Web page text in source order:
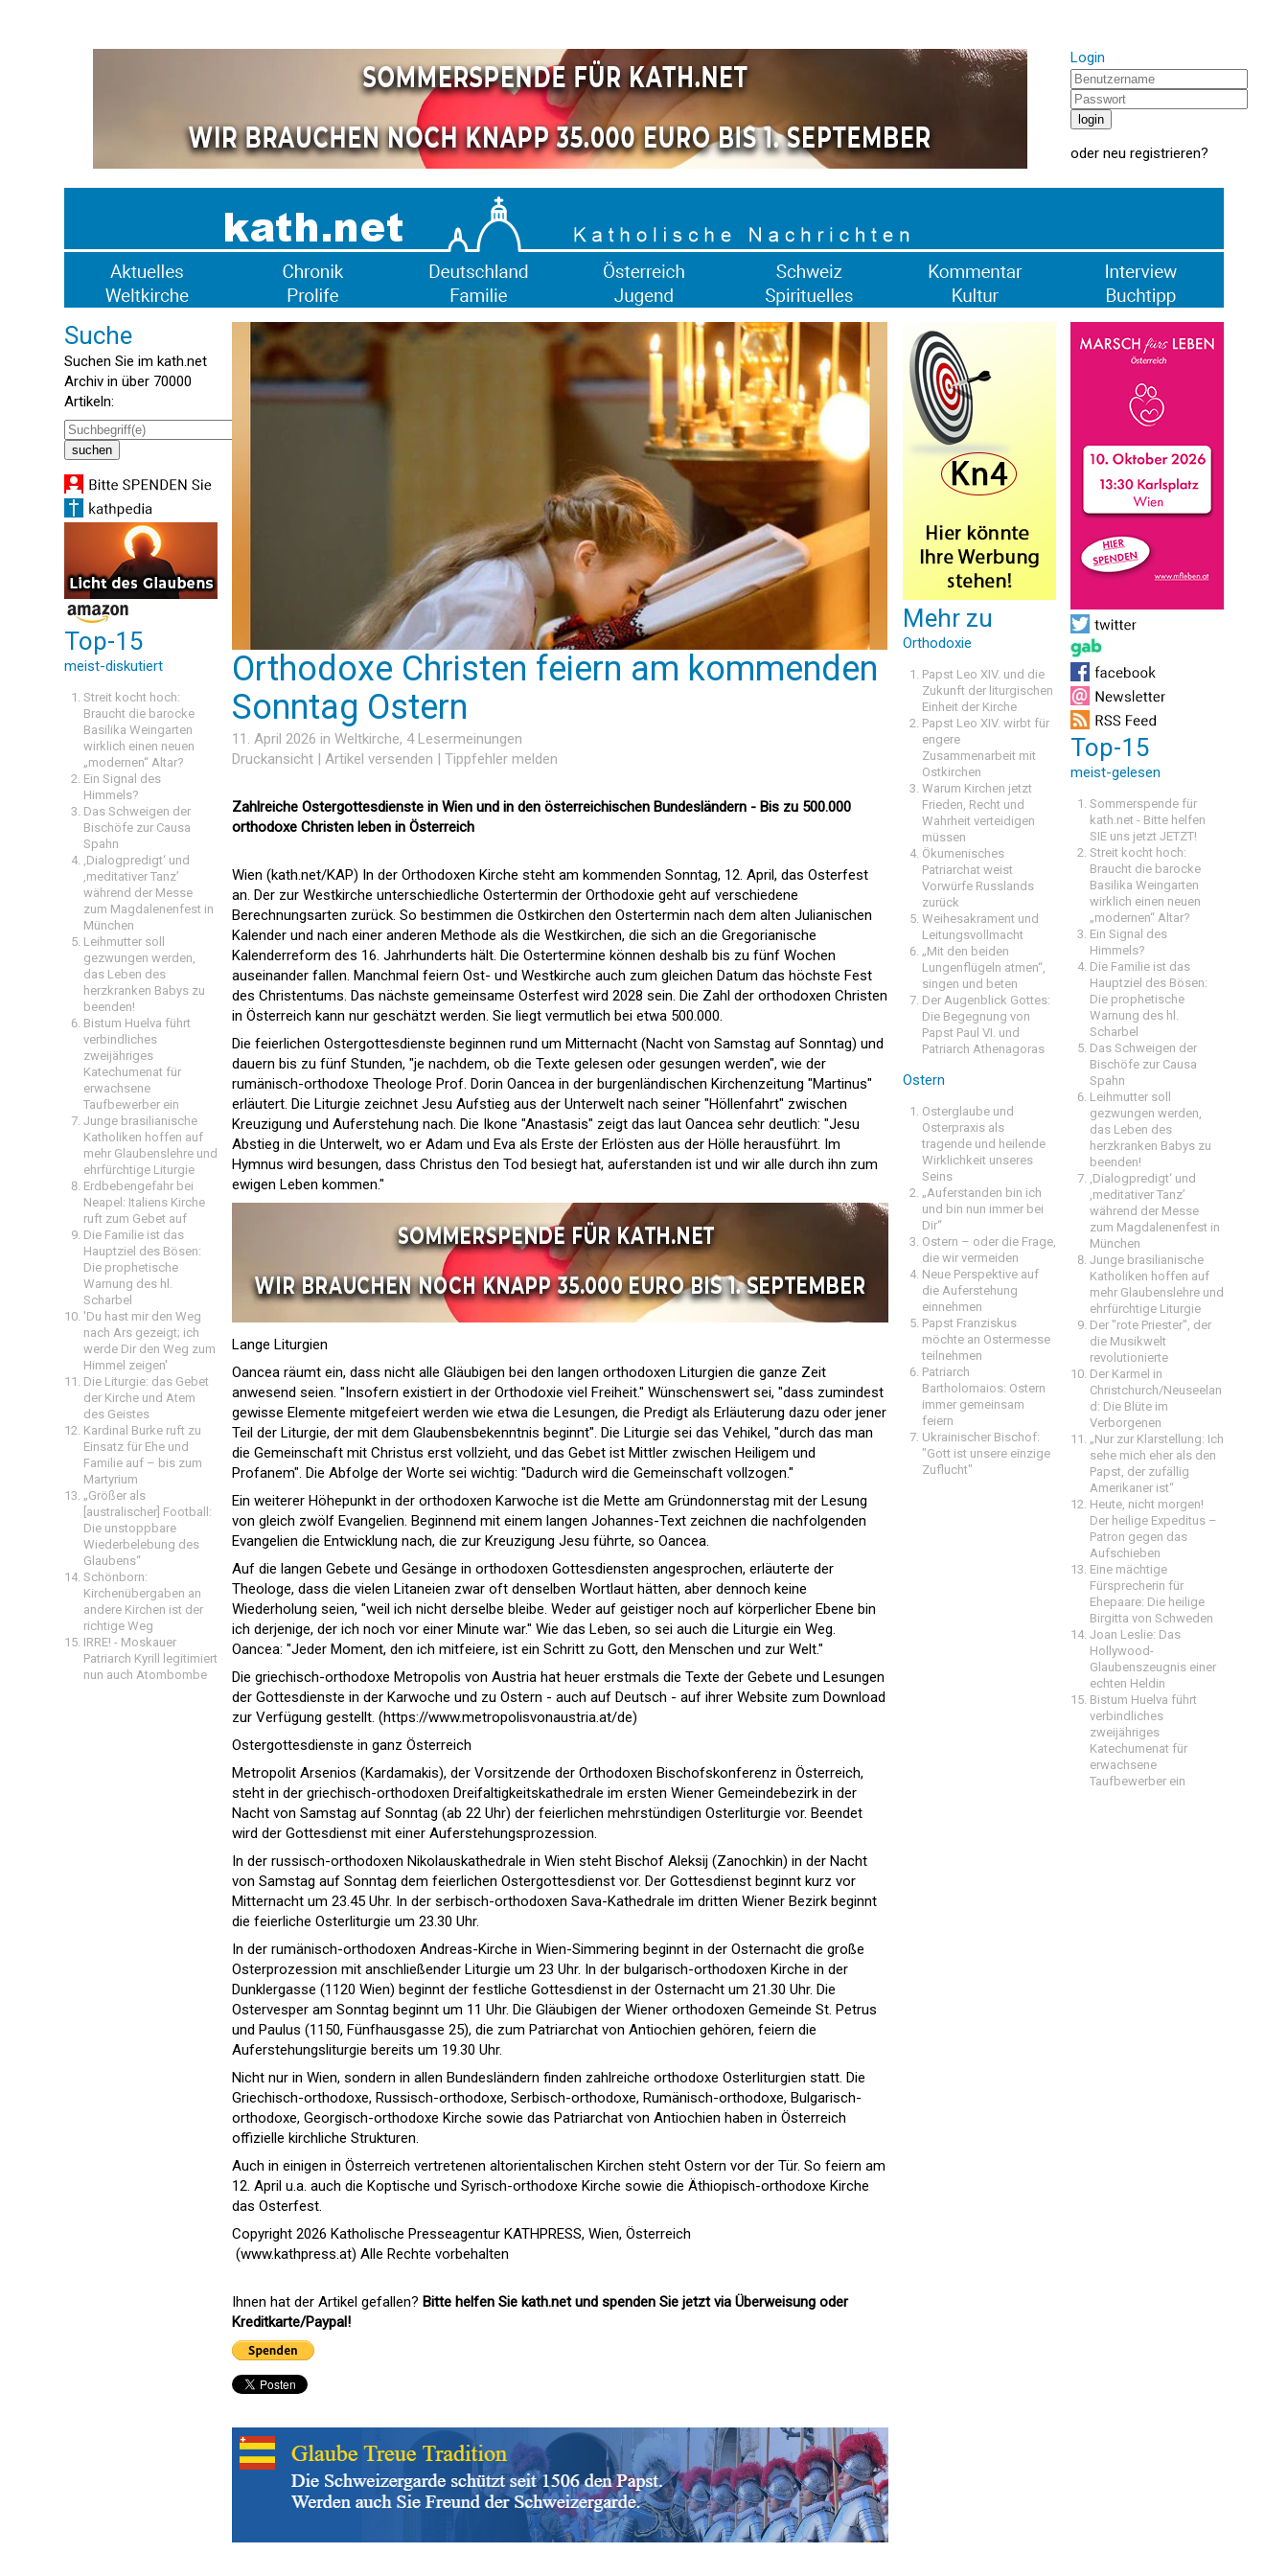
Login
oder neu registrieren?
Suche
Suchen Sie im kath.net
Archiv in über 70000
Artikeln:
Top-15
meist-diskutiert
Streit kocht hoch:
Braucht die barocke
Basilika Weingarten
wirklich einen neuen
„modernen“ Altar?
Ein Signal des
Himmels?
Das Schweigen der
Bischöfe zur Causa
Spahn
‚Dialogpredigt‘ und
‚meditativer Tanz’
während der Messe
zum Magdalenenfest in
München
Leihmutter soll
gezwungen werden,
das Leben des
herzkranken Babys zu
beenden!
Bistum Huelva führt
verbindliches
zweijähriges
Katechumenat für
erwachsene
Taufbewerber ein
Junge brasilianische
Katholiken hoffen auf
mehr Glaubenslehre und
ehrfürchtige Liturgie
Erdbebengefahr bei
Neapel: Italiens Kirche
ruft zum Gebet auf
Die Familie ist das
Hauptziel des Bösen:
Die prophetische
Warnung des hl.
Scharbel
'Du hast mir den Weg
nach Ars gezeigt; ich
werde Dir den Weg zum
Himmel zeigen'
Die Liturgie: das Gebet
der Kirche und Atem
des Geistes
Kardinal Burke ruft zu
Einsatz für Ehe und
Familie auf – bis zum
Martyrium
„Größer als
[australischer] Football:
Die unstoppbare
Wiederbelebung des
Glaubens“
Schönborn:
Kirchenübergaben an
andere Kirchen ist der
richtige Weg
IRRE! - Moskauer
Patriarch Kyrill legitimiert
nun auch Atombombe
Orthodoxe Christen feiern am kommenden
Sonntag Ostern
11. April 2026 in Weltkirche, 4 Lesermeinungen
Druckansicht | Artikel versenden | Tippfehler melden
Zahlreiche Ostergottesdienste in Wien und in den österreichischen Bundesländern - Bis zu 500.000
orthodoxe Christen leben in Österreich
Wien (kath.net/KAP) In der Orthodoxen Kirche steht am kommenden Sonntag, 12. April, das Osterfest
an. Der zur Westkirche unterschiedliche Ostertermin der Orthodoxie geht auf verschiedene
Berechnungsarten zurück. So bestimmen die Ostkirchen den Ostertermin nach dem alten Julianischen
Kalender und nach einer anderen Methode als die Westkirchen, die sich an die Gregorianische
Kalenderreform des 16. Jahrhunderts hält. Die Ostertermine können deshalb bis zu fünf Wochen
auseinander fallen. Manchmal feiern Ost- und Westkirche auch zum gleichen Datum das höchste Fest
des Christentums. Das nächste gemeinsame Osterfest wird 2028 sein. Die Zahl der orthodoxen Christen
in Österreich kann nur geschätzt werden. Sie liegt vermutlich bei etwa 500.000.
Die feierlichen Ostergottesdienste beginnen rund um Mitternacht (Nacht von Samstag auf Sonntag) und
dauern bis zu fünf Stunden, "je nachdem, ob die Texte gelesen oder gesungen werden", wie der
rumänisch-orthodoxe Theologe Prof. Dorin Oancea in der burgenländischen Kirchenzeitung "Martinus"
erläutert. Die Liturgie zeichnet Jesu Aufstieg aus der Unterwelt nach seiner "Höllenfahrt" zwischen
Kreuzigung und Auferstehung nach. Die Ikone "Anastasis" zeigt das laut Oancea sehr deutlich: "Jesu
Abstieg in die Unterwelt, wo er Adam und Eva als Erste der Erlösten aus der Hölle herausführt. Im
Hymnus wird besungen, dass Christus den Tod besiegt hat, auferstanden ist und wir alle durch ihn zum
ewigen Leben kommen."
Lange Liturgien
Oancea räumt ein, dass nicht alle Gläubigen bei den langen orthodoxen Liturgien die ganze Zeit
anwesend seien. "Insofern existiert in der Orthodoxie viel Freiheit." Wünschenswert sei, "dass zumindest
gewisse Elemente mitgefeiert werden wie etwa die Lesungen, die Predigt als Erläuterung dazu oder jener
Teil der Liturgie, der mit dem Glaubensbekenntnis beginnt". Die Liturgie sei das Vehikel, "durch das man
die Gemeinschaft mit Christus erst vollzieht, und das Gebet ist Mittler zwischen Heiligem und
Profanem". Die Abfolge der Worte sei wichtig: "Dadurch wird die Gemeinschaft vollzogen."
Ein weiterer Höhepunkt in der orthodoxen Karwoche ist die Mette am Gründonnerstag mit der Lesung
von gleich zwölf Evangelien. Beginnend mit einem langen Johannes-Text zeichnen die nachfolgenden
Evangelien die Entwicklung nach, die zur Kreuzigung Jesu führte, so Oancea.
Auf die langen Gebete und Gesänge in orthodoxen Gottesdiensten angesprochen, erläuterte der
Theologe, dass die vielen Litaneien zwar oft denselben Wortlaut hätten, aber dennoch keine
Wiederholung seien, "weil ich nicht derselbe bleibe. Weder auf geistiger noch auf körperlicher Ebene bin
ich derjenige, der ich noch vor einer Minute war." Wie das Leben, so sei auch die Liturgie ein Weg.
Oancea: "Jeder Moment, den ich mitfeiere, ist ein Schritt zu Gott, den Menschen und zur Welt."
Die griechisch-orthodoxe Metropolis von Austria hat heuer erstmals die Texte der Gebete und Lesungen
der Gottesdienste in der Karwoche und zu Ostern - auch auf Deutsch - auf ihrer Website zum Download
zur Verfügung gestellt. (https://www.metropolisvonaustria.at/de)
Ostergottesdienste in ganz Österreich
Metropolit Arsenios (Kardamakis), der Vorsitzende der Orthodoxen Bischofskonferenz in Österreich,
steht in der griechisch-orthodoxen Dreifaltigkeitskathedrale im ersten Wiener Gemeindebezirk in der
Nacht von Samstag auf Sonntag (ab 22 Uhr) der feierlichen mehrstündigen Osterliturgie vor. Beendet
wird der Gottesdienst mit einer Auferstehungsprozession.
In der russisch-orthodoxen Nikolauskathedrale in Wien steht Bischof Aleksij (Zanochkin) in der Nacht
von Samstag auf Sonntag dem feierlichen Ostergottesdienst vor. Der Gottesdienst beginnt kurz vor
Mitternacht um 23.45 Uhr. In der serbisch-orthodoxen Sava-Kathedrale im dritten Wiener Bezirk beginnt
die feierliche Osterliturgie um 23.30 Uhr.
In der rumänisch-orthodoxen Andreas-Kirche in Wien-Simmering beginnt in der Osternacht die große
Osterprozession mit anschließender Liturgie um 23 Uhr. In der bulgarisch-orthodoxen Kirche in der
Dunklergasse (1120 Wien) beginnt der festliche Gottesdienst in der Osternacht um 21.30 Uhr. Die
Ostervesper am Sonntag beginnt um 11 Uhr. Die Gläubigen der Wiener orthodoxen Gemeinde St. Petrus
und Paulus (1150, Fünfhausgasse 25), die zum Patriarchat von Antiochien gehören, feiern die
Auferstehungsliturgie bereits um 19.30 Uhr.
Nicht nur in Wien, sondern in allen Bundesländern finden zahlreiche orthodoxe Osterliturgien statt. Die
Griechisch-orthodoxe, Russisch-orthodoxe, Serbisch-orthodoxe, Rumänisch-orthodoxe, Bulgarisch-
orthodoxe, Georgisch-orthodoxe Kirche sowie das Patriarchat von Antiochien haben in Österreich
offizielle kirchliche Strukturen.
Auch in einigen in Österreich vertretenen altorientalischen Kirchen steht Ostern vor der Tür. So feiern am
12. April u.a. auch die Koptische und Syrisch-orthodoxe Kirche sowie die Äthiopisch-orthodoxe Kirche
das Osterfest.
Copyright 2026 Katholische Presseagentur KATHPRESS, Wien, Österreich
(www.kathpress.at) Alle Rechte vorbehalten
Ihnen hat der Artikel gefallen? Bitte helfen Sie kath.net und spenden Sie jetzt via Überweisung oder
Kreditkarte/Paypal!
Mehr zu
Orthodoxie
Papst Leo XIV. und die
Zukunft der liturgischen
Einheit der Kirche
Papst Leo XIV. wirbt für
engere
Zusammenarbeit mit
Ostkirchen
Warum Kirchen jetzt
Frieden, Recht und
Wahrheit verteidigen
müssen
Ökumenisches
Patriarchat weist
Vorwürfe Russlands
zurück
Weihesakrament und
Leitungsvollmacht
„Mit den beiden
Lungenflügeln atmen“,
singen und beten
Der Augenblick Gottes:
Die Begegnung von
Papst Paul VI. und
Patriarch Athenagoras
Ostern
Osterglaube und
Osterpraxis als
tragende und heilende
Wirklichkeit unseres
Seins
„Auferstanden bin ich
und bin nun immer bei
Dir“
Ostern – oder die Frage,
die wir vermeiden
Neue Perspektive auf
die Auferstehung
einnehmen
Papst Franziskus
möchte an Ostermesse
teilnehmen
Patriarch
Bartholomaios: Ostern
immer gemeinsam
feiern
Ukrainischer Bischof:
"Gott ist unsere einzige
Zuflucht"
Top-15
meist-gelesen
Sommerspende für
kath.net - Bitte helfen
SIE uns jetzt JETZT!
Streit kocht hoch:
Braucht die barocke
Basilika Weingarten
wirklich einen neuen
„modernen“ Altar?
Ein Signal des
Himmels?
Die Familie ist das
Hauptziel des Bösen:
Die prophetische
Warnung des hl.
Scharbel
Das Schweigen der
Bischöfe zur Causa
Spahn
Leihmutter soll
gezwungen werden,
das Leben des
herzkranken Babys zu
beenden!
‚Dialogpredigt‘ und
‚meditativer Tanz’
während der Messe
zum Magdalenenfest in
München
Junge brasilianische
Katholiken hoffen auf
mehr Glaubenslehre und
ehrfürchtige Liturgie
Der "rote Priester", der
die Musikwelt
revolutionierte
Der Karmel in
Christchurch/Neuseelan
d: Die Blüte im
Verborgenen
„Nur zur Klarstellung: Ich
sehe mich eher als den
Papst, der zufällig
Amerikaner ist“
Heute, nicht morgen!
Der heilige Expeditus –
Patron gegen das
Aufschieben
Eine mächtige
Fürsprecherin für
Ehepaare: Die heilige
Birgitta von Schweden
Joan Leslie: Das
Hollywood-
Glaubenszeugnis einer
echten Heldin
Bistum Huelva führt
verbindliches
zweijähriges
Katechumenat für
erwachsene
Taufbewerber ein